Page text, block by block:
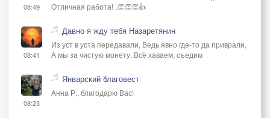
08:49
Отличная работа! ,👏👏👏👍
08:41
Давно я жду тебя Назаретянин
Из уст в уста передавали, Ведь явно где-то да приврали,
А мы за чистую монету, Всё хаваем, съедим
08:23
Январский благовест
Анна Р., благодарю Вас!